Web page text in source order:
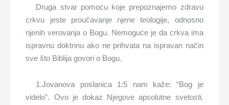
Druga stvar pomoću koje prepoznajemo zdravu
crkvu jeste proučavanje njene teologije, odnosno
njenih verovanja o Bogu. Nemoguće je da crkva ima
ispravnu doktrinu ako ne prihvata na ispravan način
sve što Biblija govori o Bogu.
1.Jovanova poslanica 1:5 nam kaže: “Bog je
videlo”. Ovo je dokaz Njegove apsolutne svetosti.